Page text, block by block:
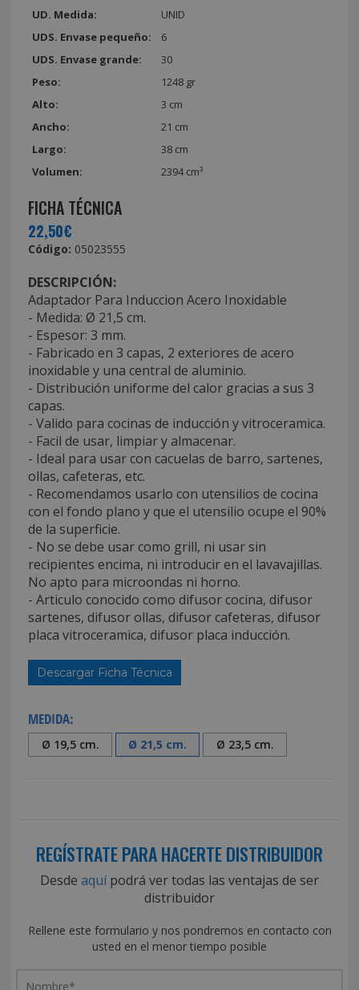
UD. Medida:
UNID
UDS. Envase pequeño:
6
UDS. Envase grande:
30
Peso:
1248 gr
Alto:
3 cm
Ancho:
21 cm
Largo:
38 cm
Volumen:
2394 cm³
FICHA TÉCNICA
22,50€
Código: 05023555
DESCRIPCIÓN:
Adaptador Para Induccion Acero Inoxidable
- Medida: Ø 21,5 cm.
- Espesor: 3 mm.
- Fabricado en 3 capas, 2 exteriores de acero
inoxidable y una central de aluminio.
- Distribución uniforme del calor gracias a sus 3
capas.
- Valido para cocinas de inducción y vitroceramica.
- Facil de usar, limpiar y almacenar.
- Ideal para usar con cacuelas de barro, sartenes,
ollas, cafeteras, etc.
- Recomendamos usarlo con utensilios de cocina
con el fondo plano y que el utensilio ocupe el 90%
de la superficie.
- No se debe usar como grill, ni usar sin
recipientes encima, ni introducir en el lavavajillas.
No apto para microondas ni horno.
- Articulo conocido como difusor cocina, difusor
sartenes, difusor ollas, difusor cafeteras, difusor
placa vitroceramica, difusor placa inducción.
Descargar Ficha Técnica
MEDIDA:
Ø 19,5 cm. Ø 21,5 cm. Ø 23,5 cm.
REGÍSTRATE PARA HACERTE DISTRIBUIDOR
Desde aquípodrá ver todas las ventajas de ser
distribuidor
Rellene este formulario y nos pondremos en contacto con
usted en el menor tiempo posible